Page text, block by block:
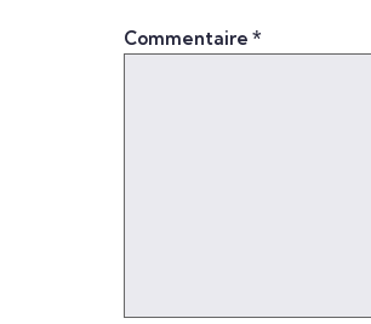
Commentaire *